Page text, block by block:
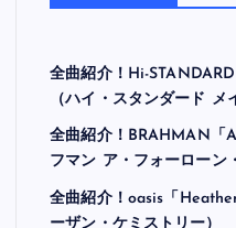
全曲紹介！Hi-
（ハイ・スタンダード メ
全曲紹介！BRAHMAN「
フマン ア・フォーローン
全曲紹介！oasis「
ーザン・ケミストリー）